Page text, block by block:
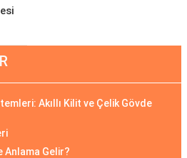
Akıllı Kilit ve Çelik Gövde
Anlama Gelir?